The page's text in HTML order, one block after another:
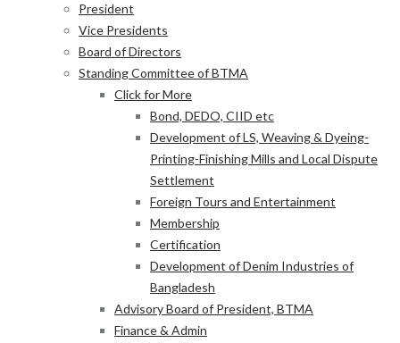
President
Vice Presidents
Board of Directors
Standing Committee of BTMA
Click for More
Bond, DEDO, CIID etc
Development of LS, Weaving & Dyeing-
Printing-Finishing Mills and Local Dispute
Settlement
Foreign Tours and Entertainment
Membership
Certification
Development of Denim Industries of
Bangladesh
Advisory Board of President, BTMA
Finance & Admin